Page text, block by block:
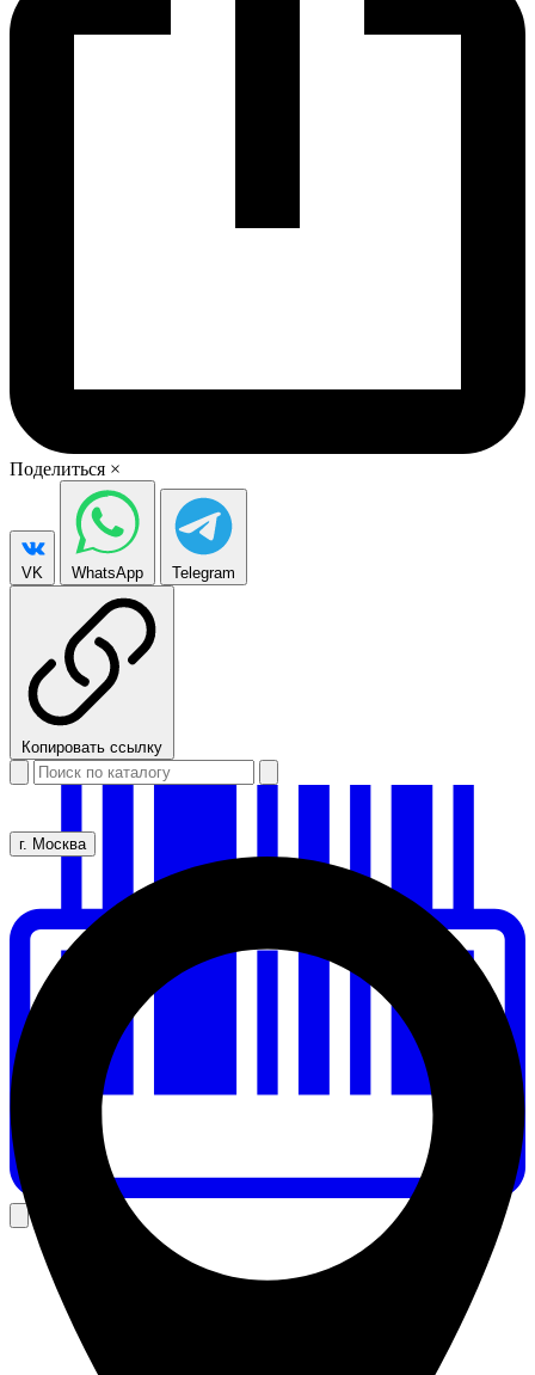
Поделиться ×
VK WhatsApp Telegram
Копировать ссылку